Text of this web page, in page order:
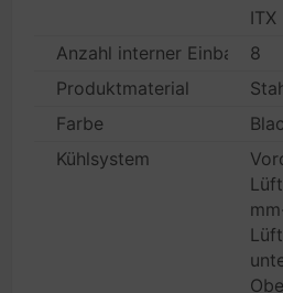
ITX
Anzahl interner
8
Produktmaterial
Farbe
Kühlsystem